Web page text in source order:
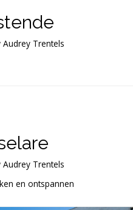
Audrey Trentels
Audrey Trentels
en ontspannen